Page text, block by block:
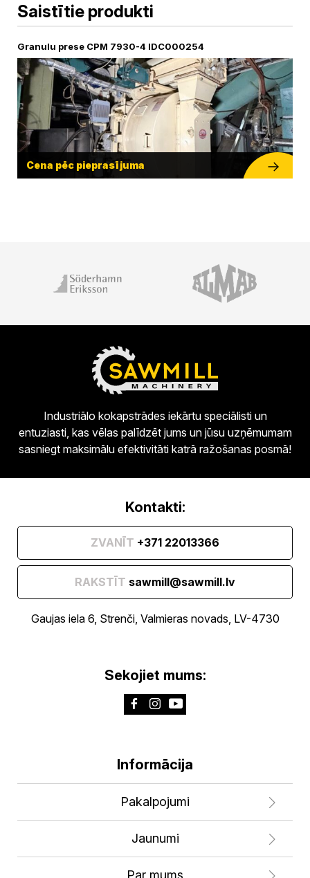
Saistītie produkti
Granulu prese CPM 7930-4 IDC000254
Cena pēc pieprasījuma
Industriālo kokapstrādes iekārtu speciālisti un
entuziasti, kas vēlas palīdzēt jums un jūsu uzņēmumam
sasniegt maksimālu efektivitāti katrā ražošanas posmā!
Kontakti:
ZVANĪT +371 22013366
RAKSTĪT sawmill@sawmill.lv
Gaujas iela 6, Strenči, Valmieras novads, LV-4730
Sekojiet mums:
Informācija
Pakalpojumi
Jaunumi
Par mums